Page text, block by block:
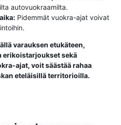
autovuokraamilta.
Pidemmät vuokra-ajat voivat
varauksen etukäteen,
erikoistarjoukset sekä
ajat, voit säästää rahaa
eteläisillä territorioilla.